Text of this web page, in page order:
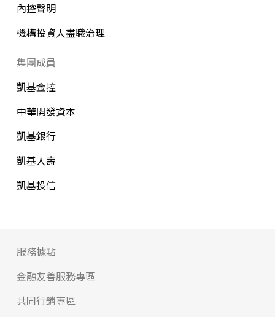
內控聲明
機構投資人盡職治理
集團成員
凱基金控
中華開發資本
凱基銀行
凱基人壽
凱基投信
服務據點
金融友善服務專區
共同行銷專區